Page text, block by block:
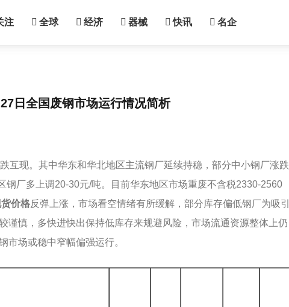
注 全球 经济 器械 快讯 名企
日全国废钢市场运行情况简析
互现。其中华东和华北地区主流钢厂延续持稳，部分中小钢厂涨跌
钢厂多上调20-30元/吨。目前华东地区市场重废不含税2330-2560
价格反弹上涨，市场看空情绪有所缓解，部分库存偏低钢厂为吸引
谨慎，多快进快出保持低库存来规避风险，市场流通资源整体上仍
市场或稳中窄幅偏强运行。